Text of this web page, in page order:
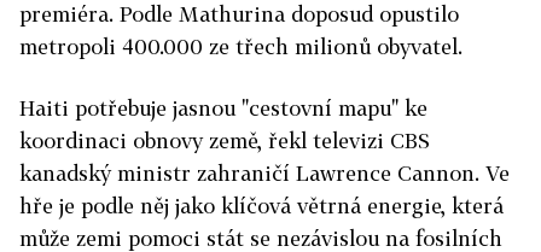
premiéra. Podle Mathurina doposud opustilo
metropoli 400.000 ze třech milionů obyvatel.
Haiti potřebuje jasnou "cestovní mapu" ke
koordinaci obnovy země, řekl televizi CBS
kanadský ministr zahraničí Lawrence Cannon. Ve
hře je podle něj jako klíčová větrná energie, která
může zemi pomoci stát se nezávislou na fosilních